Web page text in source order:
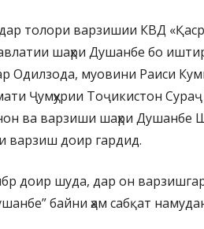
толори варзишии КВД
шаҳри Душанбе бо
Одилзода, муовини Раиси
Ҷумҳурии Тоҷикистон
ва варзиши шаҳри Душанбе
варзиш доир гардид.
доир шуда, дар он
байни ҳам сабқат